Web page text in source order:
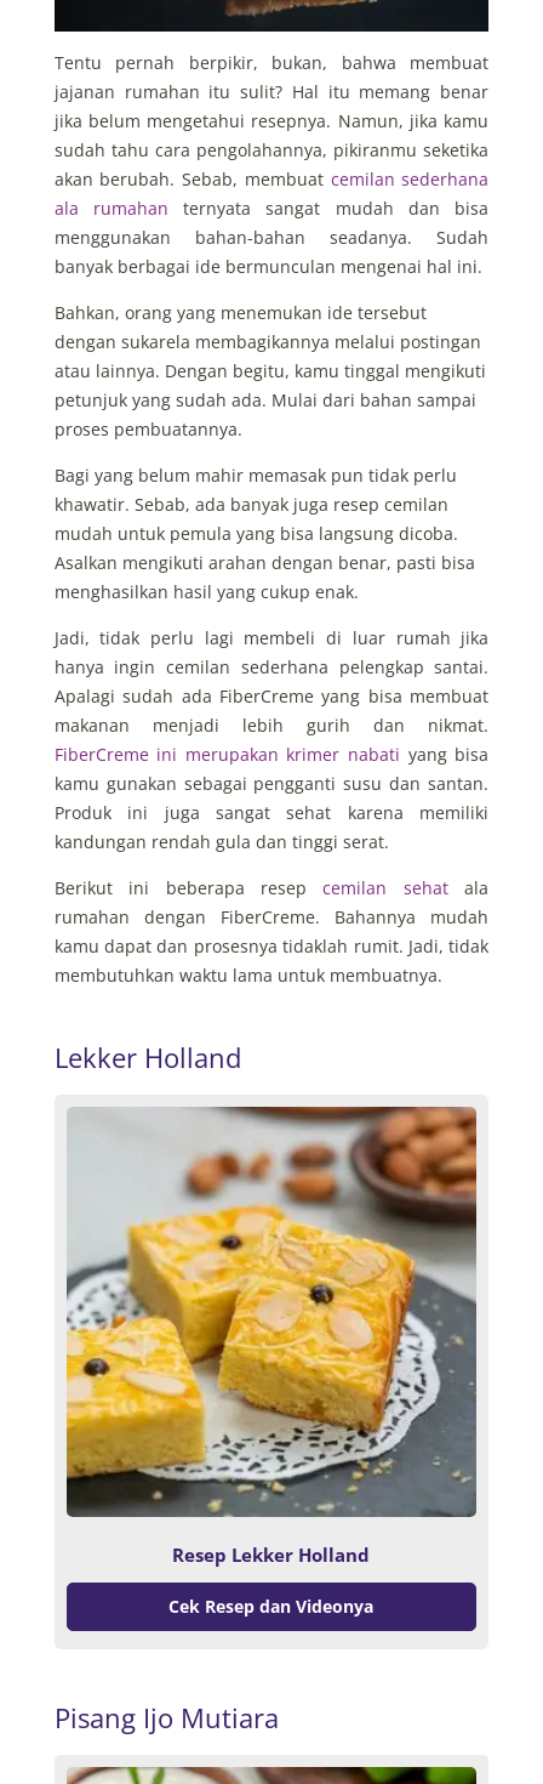
Tentu pernah berpikir, bukan, bahwa membuat
jajanan rumahan itu sulit? Hal itu memang benar
jika belum mengetahui resepnya. Namun, jika kamu
sudah tahu cara pengolahannya, pikiranmu seketika
akan berubah.Sebab, membuat cemilan sederhana
ala rumahan ternyata sangat mudah dan bisa
menggunakan bahan-bahan seadanya. Sudah
banyak berbagai ide bermunculan mengenai hal ini.
Bahkan, orang yang menemukan ide tersebut
dengan sukarela membagikannya melalui postingan
atau lainnya. Dengan begitu, kamu tinggal mengikuti
petunjuk yang sudah ada. Mulai dari bahan sampai
proses pembuatannya.
Bagi yang belum mahir memasak pun tidak perlu
khawatir. Sebab, ada banyak juga resep cemilan
mudah untuk pemula yang bisa langsung dicoba.
Asalkan mengikuti arahan dengan benar, pasti bisa
menghasilkan hasil yang cukup enak.
Jadi, tidak perlu lagi membeli di luar rumah jika
hanya ingin cemilan sederhana pelengkap santai.
Apalagi sudah ada FiberCreme yang bisa membuat
makanan menjadi lebih gurih dan nikmat.
FiberCreme ini merupakan krimer nabati yang bisa
kamu gunakan sebagai pengganti susu dan santan.
Produk ini juga sangat sehat karena memiliki
kandungan rendah gula dan tinggi serat.
Berikut ini beberapa resepcemilan sehatala
rumahan dengan FiberCreme. Bahannya mudah
kamu dapat dan prosesnya tidaklah rumit. Jadi, tidak
membutuhkan waktu lama untuk membuatnya.
Lekker Holland
Resep Lekker Holland
Cek Resep dan Videonya
Pisang Ijo Mutiara